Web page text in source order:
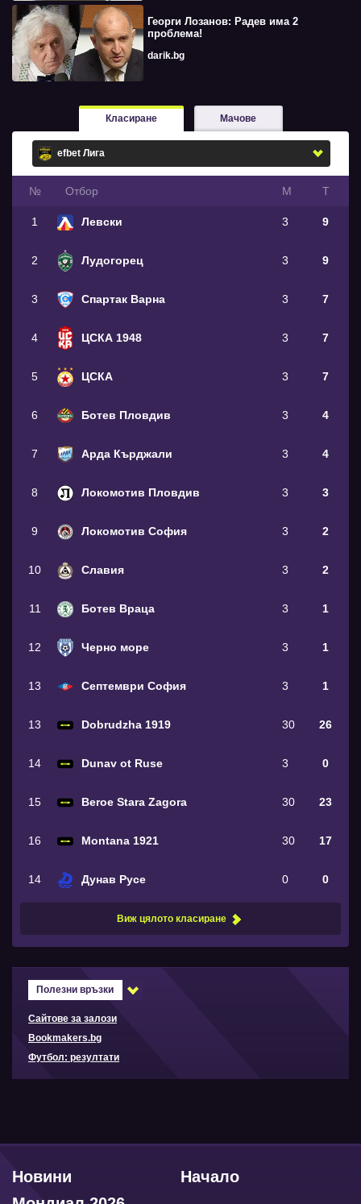
Георги Лозанов: Радев има 2
проблема!
darik.bg
Класиране Мачове
№ Oтбор М Т
1 Левски 3 9
2 Лудогорец 3 9
3 Спартак Варна 3 7
4 ЦСКА 1948 3 7
5 ЦСКА 3 7
6 Ботев Пловдив 3 4
7 Арда Кърджали 3 4
8 Локомотив Пловдив 3 3
9 Локомотив София 3 2
10 Славия 3 2
11 Ботев Враца 3 1
12 Черно море 3 1
13 Септември София 3 1
13 Dobrudzha 1919 30 26
14 Dunav ot Ruse 3 0
15 Beroe Stara Zagora 30 23
16 Montana 1921 30 17
14 Дунав Русе 0 0
Виж цялото класиране
Полезни връзки
Сайтове за залози
Bookmakers.bg
Футбол: резултати
Начало
Новини